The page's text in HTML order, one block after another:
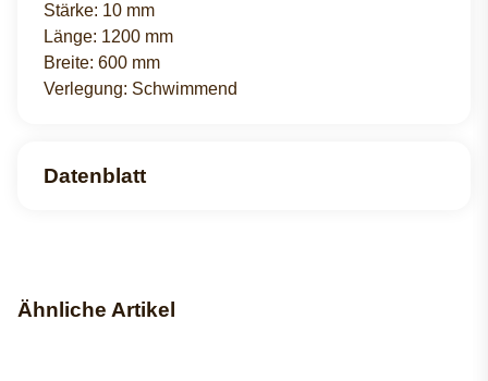
Stärke: 10 mm
Länge: 1200 mm
Breite: 600 mm
Verlegung: Schwimmend
Datenblatt
Ähnliche Artikel